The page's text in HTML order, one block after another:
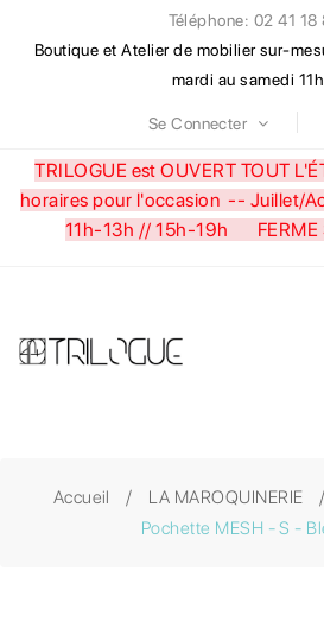
Téléphone: 02 41 18
Boutique et Atelier de mobilier sur-
mardi au samedi
Se Connecter
TRILOGUE est OUVERT TOUT
horaires pour l'occasion -- Juillet/
11h-13h // 15h-19h FERME
Accueil LA MAROQUINERIE
Pochette MESH - S -